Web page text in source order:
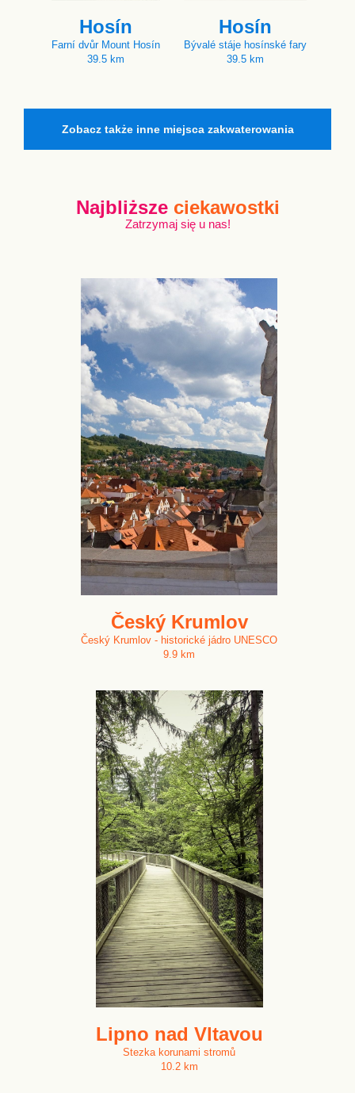
Hosín
Farní dvůr Mount Hosín
39.5 km
Hosín
Bývalé stáje hosínské fary
39.5 km
Zobacz także inne miejsca zakwaterowania
Najbliższe ciekawostki
Zatrzymaj się u nas!
Český Krumlov
Český Krumlov - historické jádro UNESCO
9.9 km
Lipno nad Vltavou
Stezka korunami stromů
10.2 km